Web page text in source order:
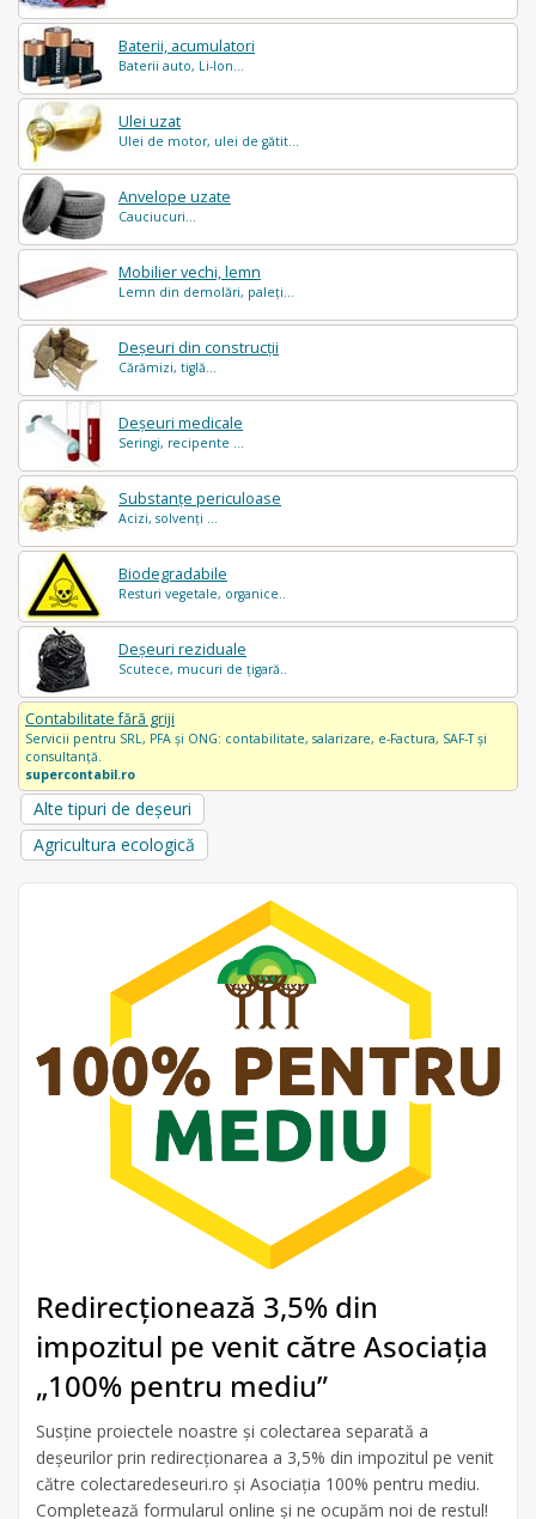
Baterii, acumulatori
Baterii auto, Li-Ion...
Ulei uzat
Ulei de motor, ulei de gătit...
Anvelope uzate
Cauciucuri...
Mobilier vechi, lemn
Lemn din demolări, paleți...
Deșeuri din construcții
Cărămizi, tiglă...
Deșeuri medicale
Seringi, recipente ...
Substanțe periculoase
Acizi, solvenți ...
Biodegradabile
Resturi vegetale, organice..
Deșeuri reziduale
Scutece, mucuri de țigară..
Contabilitate fără griji
Servicii pentru SRL, PFA și ONG: contabilitate, salarizare, e-Factura, SAF-T și
consultanță.
supercontabil.ro
Alte tipuri de deșeuri
Agricultura ecologică
Redirecționează 3,5% din
impozitul pe venit către Asociația
„100% pentru mediu”
Susține proiectele noastre și colectarea separată a
deșeurilor prin redirecționarea a 3,5% din impozitul pe venit
către colectaredeseuri.ro și Asociația 100% pentru mediu.
Completează formularul online și ne ocupăm noi de restul!